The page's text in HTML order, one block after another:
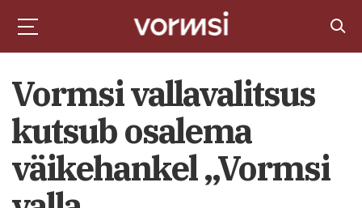
Vormsi vallavalitsus
kutsub osalema
väikehankel „Vormsi